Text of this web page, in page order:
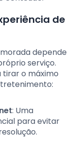
de
depende
serviço.
tirar o máximo
: Uma
para evitar